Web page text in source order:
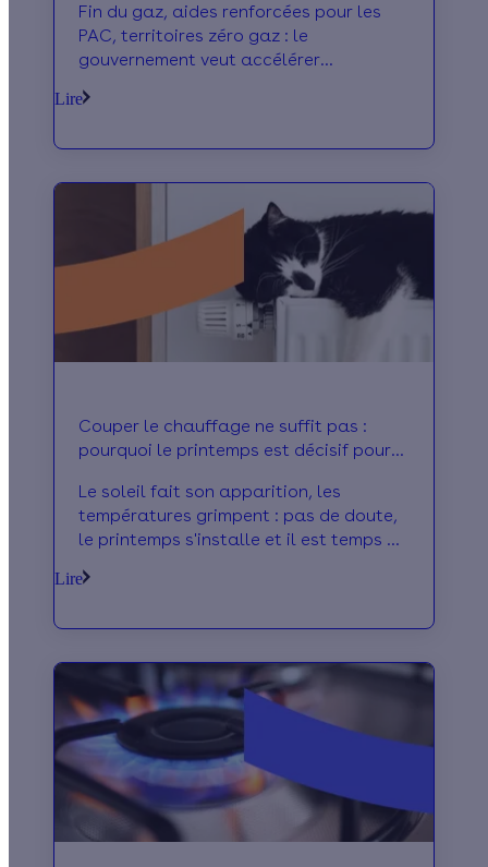
Fin du gaz, aides renforcées pour les
PAC, territoires zéro gaz : le
gouvernement veut accélérer
Lire
Couper le chauffage ne suffit pas :
pourquoi le printemps est décisif pour
Le soleil fait son apparition, les
températures grimpent : pas de doute,
le printemps s'installe et il est temps de
Si vous voulez garder un système de
nombreuses années, quelques réflexes
sont à adopter. On vous dit tout.
Lire